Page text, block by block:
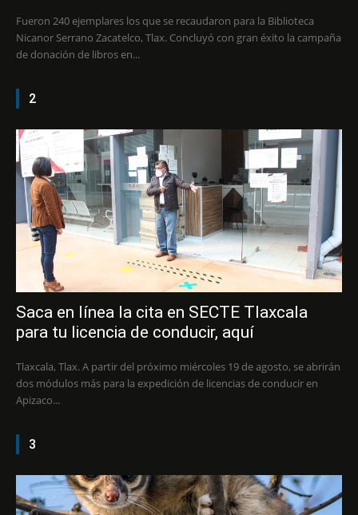
Fueron 240 ejemplares los que se recaudaron para la Biblioteca
Nicanor Serrano Zacatelco, Tlax. Concluyó con gran éxito la campaña
de donación de libros en...
2
Saca en línea la cita en SECTE Tlaxcala
para tu licencia de conducir, aquí
Tlaxcala, Tlax. A partir del próximo miércoles 19 de agosto, se abrirán
dos módulos más para la expedición de licencias de conducir en
Apizaco...
3